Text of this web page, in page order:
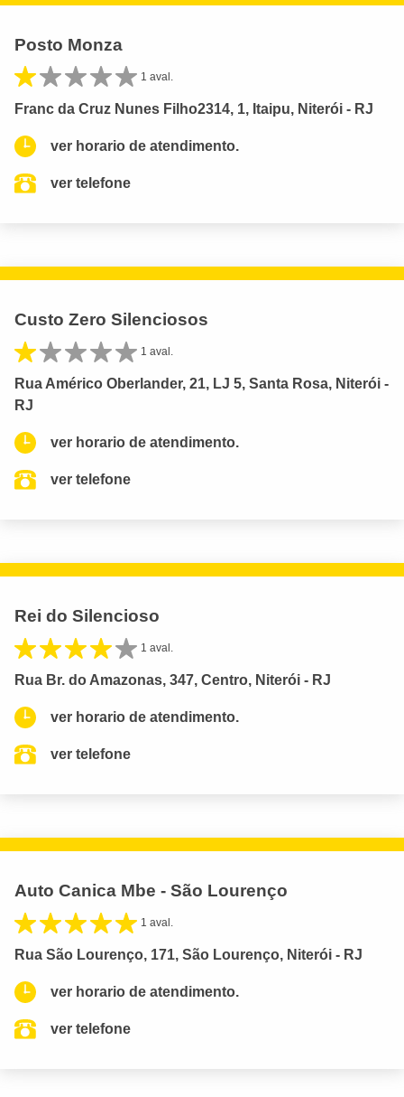
Posto Monza
1 aval.
Franc da Cruz Nunes Filho2314, 1, Itaipu, Niterói - RJ
ver horario de atendimento.
ver telefone
Custo Zero Silenciosos
1 aval.
Rua Américo Oberlander, 21, LJ 5, Santa Rosa, Niterói -
RJ
ver horario de atendimento.
ver telefone
Rei do Silencioso
1 aval.
Rua Br. do Amazonas, 347, Centro, Niterói - RJ
ver horario de atendimento.
ver telefone
Auto Canica Mbe - São Lourenço
1 aval.
Rua São Lourenço, 171, São Lourenço, Niterói - RJ
ver horario de atendimento.
ver telefone